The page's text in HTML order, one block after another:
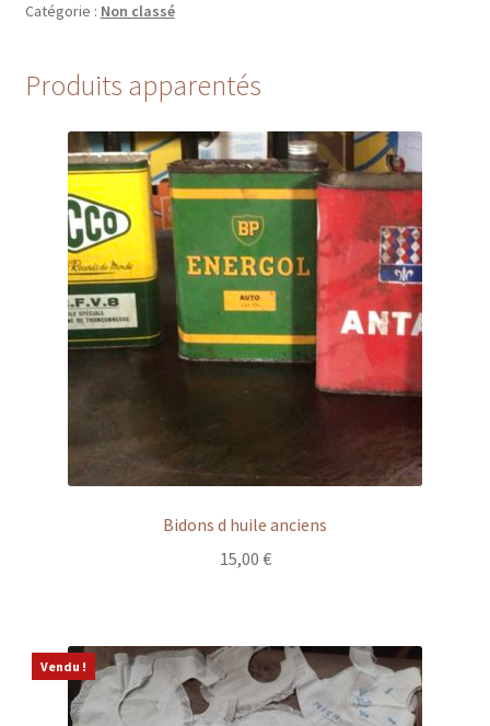
Catégorie : Non classé
Produits apparentés
Bidons d huile anciens
15,00 €
Vendu !